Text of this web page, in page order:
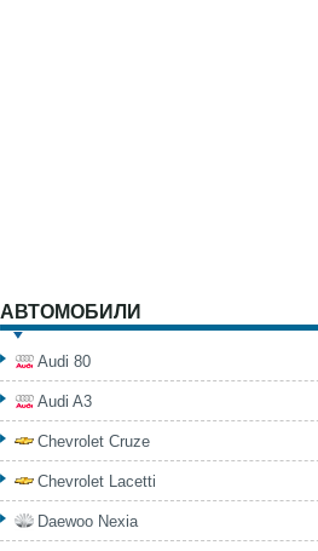
АВТОМОБИЛИ
Audi 80
Audi A3
Chevrolet Cruze
Chevrolet Lacetti
Daewoo Nexia